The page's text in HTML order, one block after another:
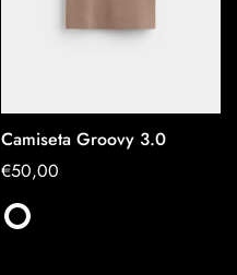
OPTIONEN
AUSWÄHLEN
Camiseta Groovy 3.0
Regulärer
Preis
€50,00